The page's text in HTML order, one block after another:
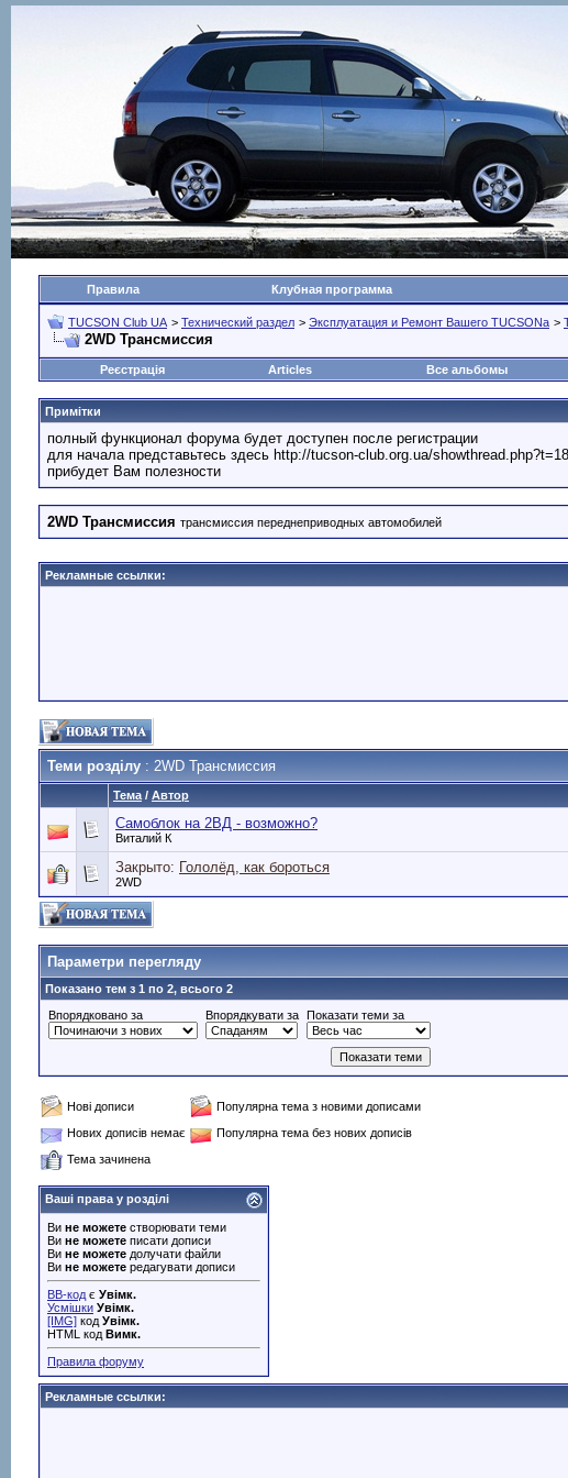
Правила Клубная программа
TUCSON Club UA > Технический раздел > Эксплуатация и Ремонт Вашего TUCSONа >
2WD Трансмиссия
Реєстрація
Articles Все альбомы
Примітки
полный функционал форума будет доступен после регистрации
для начала представьтесь здесь http://tucson-club.org.ua/
прибудет Вам полезности
2WD Трансмиссия трансмиссия переднеприводных автомобилей
Рекламные ссылки:
Теми розділу : 2WD Трансмиссия
Тема / Автор
Самоблок на 2ВД - возможно?
Виталий К
Закрыто: Гололёд, как бороться
2WD
Параметри перегляду
Показано тем з 1 по 2, всього 2
Впорядковано за
Впорядкувати за Показати теми за
Нові дописи
Популярна тема з новими дописами
Нових дописів немає
Популярна тема без нових дописів
Тема зачинена
Ваші права у розділі
Ви не можете створювати теми
Ви не можете писати дописи
Ви не можете долучати файли
Ви не можете редагувати дописи
BB-код є Увімк.
Усмішки Увімк.
[IMG] код Увімк.
HTML код Вимк.
Правила форуму
Рекламные ссылки: